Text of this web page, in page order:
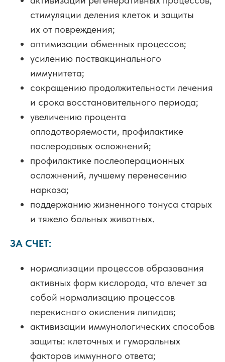
стимуляции деления клеток и защиты
их от повреждения;
оптимизации обменных процессов;
усилению поствакцинального
иммунитета;
сокращению продолжительности лечения
и срока восстановительного периода;
увеличению процента
оплодотворяемости, профилактике
послеродовых осложнений;
профилактике послеоперационных
осложнений, лучшему перенесению
наркоза;
поддержанию жизненного тонуса старых
и тяжело больных животных.
ЗА СЧЕТ:
нормализации процессов образования
активных форм кислорода, что влечет за
собой нормализацию процессов
перекисного окисления липидов;
активизации иммунологических способов
защиты: клеточных и гуморальных
факторов иммунного ответа;